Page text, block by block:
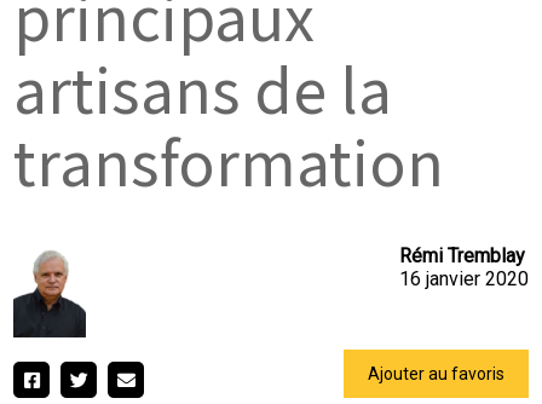
artisans de la
transformation
Rémi Tremblay
16 janvier 2020
Ajouter au favoris